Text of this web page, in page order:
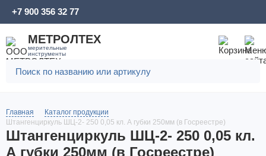
МЕТРОЛТЕХ
мерительные
инструменты
+7 900 356 32 77
Главная
Каталог продукции
Штангенциркуль ШЦ-2- 250 0,05 кл. А губки 250мм (в Госреестре)
Штангенциркуль ШЦ-2- 250 0,05 кл.
А губки 250мм (в Госреестре)